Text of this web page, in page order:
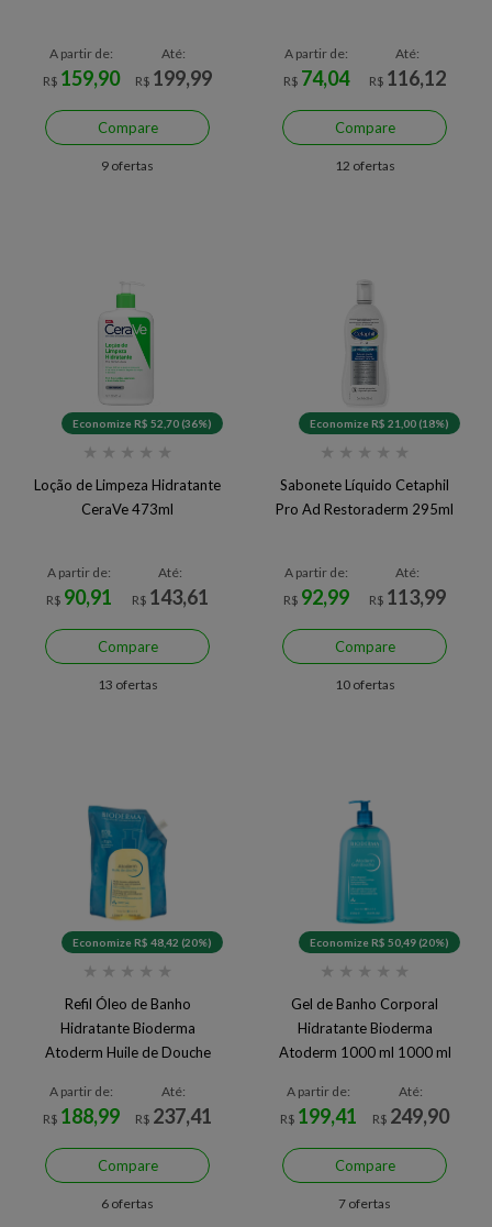
A partir de:
R$ 159,90
Até:
R$ 199,99
Compare
9 ofertas
A partir de:
R$ 74,04
Até:
R$ 116,12
Compare
12 ofertas
Economize R$ 52,70 (36%)
★ ★ ★ ★ ★
Loção de Limpeza Hidratante
CeraVe 473ml
A partir de:
R$ 90,91
Até:
R$ 143,61
Compare
13 ofertas
Economize R$ 21,00 (18%)
★ ★ ★ ★ ★
Sabonete Líquido Cetaphil
Pro Ad Restoraderm 295ml
A partir de:
R$ 92,99
Até:
R$ 113,99
Compare
10 ofertas
Economize R$ 48,42 (20%)
★ ★ ★ ★ ★
Refil Óleo de Banho
Hidratante Bioderma
Atoderm Huile de Douche
A partir de:
R$ 188,99
Até:
R$ 237,41
Compare
6 ofertas
Economize R$ 50,49 (20%)
★ ★ ★ ★ ★
Gel de Banho Corporal
Hidratante Bioderma
Atoderm 1000 ml 1000 ml
A partir de:
R$ 199,41
Até:
R$ 249,90
Compare
7 ofertas